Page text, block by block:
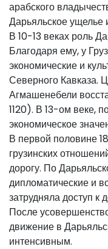
арабского
Дарьяльское ущелье
В 10-13 веках роль
Благодаря ему, у
экономические и
Северного Кавказа.
Агмашенебели
1120). В 13-ом веке,
экономическое
В первой половине
грузинских
дорогу. По
дипломатические и
затрудняла доступ к
После
движение в
интенсивным.